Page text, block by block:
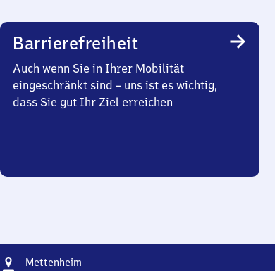
Barrierefreiheit
Auch wenn Sie in Ihrer Mobilität
eingeschränkt sind – uns ist es wichtig,
dass Sie gut Ihr Ziel erreichen
Adresse
Mettenheim